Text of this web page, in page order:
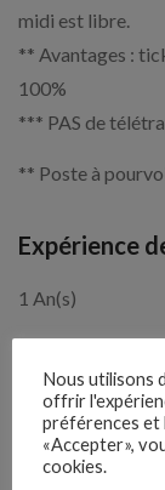
midi est libre.
** Avantages :
100%
*** PAS de
** Poste à
Expérience
1 An(s)
Il y a1
Clôture des
septembre 2026
Nous utilisons
offrir
préférences et
«Accepter»,
cookies.